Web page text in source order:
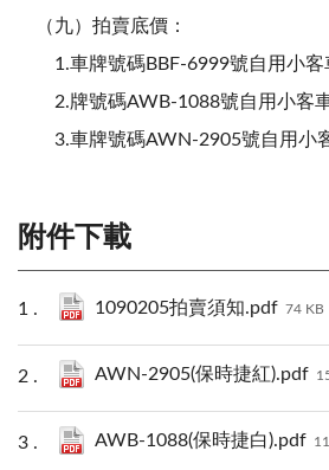
（九）拍賣底價：
1.車牌號碼BBF-6999號自用小客
2.牌號碼AWB-1088號自用小客
3.車牌號碼AWN-2905號自用小
附件下載
1090205拍賣須知.pdf 74 KB
AWN-2905(保時捷紅).pdf
AWB-1088(保時捷白).pdf